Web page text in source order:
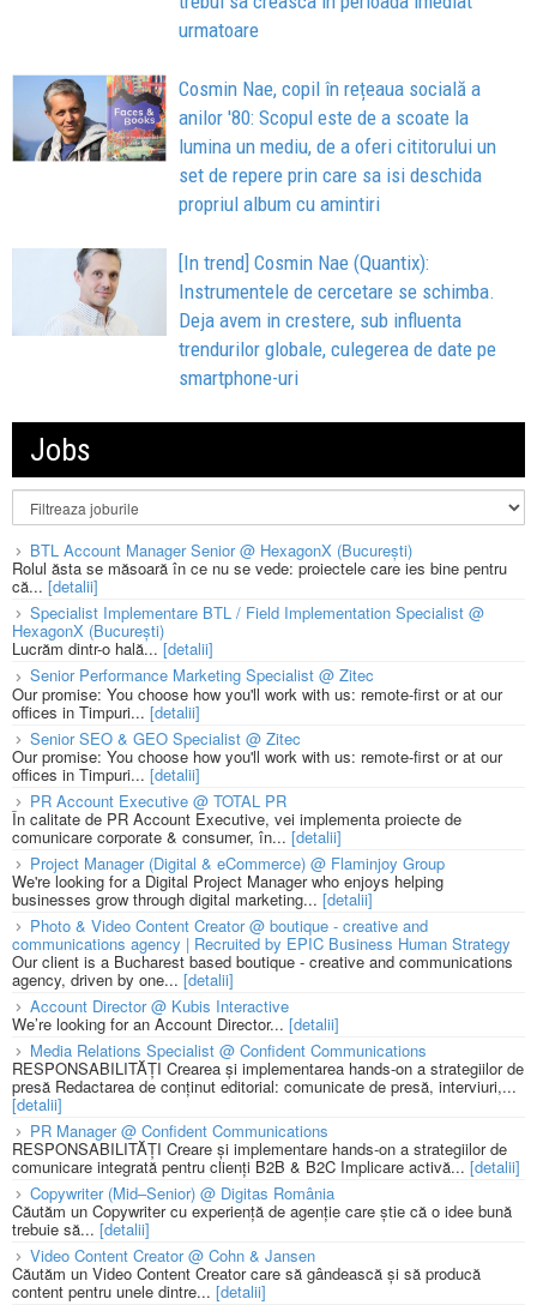
urmatoare
Cosmin Nae, copil în rețeaua socială a
anilor '80: Scopul este de a scoate la
lumina un mediu, de a oferi cititorului un
set de repere prin care sa isi deschida
propriul album cu amintiri
[In trend] Cosmin Nae (Quantix):
Instrumentele de cercetare se schimba.
Deja avem in crestere, sub influenta
trendurilor globale, culegerea de date pe
smartphone-uri
Jobs
BTL Account Manager Senior @ HexagonX (București)
Rolul ăsta se măsoară în ce nu se vede: proiectele care ies bine pentru
că... [detalii]
Specialist Implementare BTL / Field Implementation Specialist @
HexagonX (București)
Lucrăm dintr-o hală... [detalii]
Senior Performance Marketing Specialist @ Zitec
Our promise: You choose how you'll work with us: remote-first or at our
offices in Timpuri... [detalii]
Senior SEO & GEO Specialist @ Zitec
Our promise: You choose how you'll work with us: remote-first or at our
offices in Timpuri... [detalii]
PR Account Executive @ TOTAL PR
În calitate de PR Account Executive, vei implementa proiecte de
comunicare corporate & consumer, în... [detalii]
Project Manager (Digital & eCommerce) @ Flaminjoy Group
We're looking for a Digital Project Manager who enjoys helping
businesses grow through digital marketing... [detalii]
Photo & Video Content Creator @ boutique - creative and
communications agency | Recruited by EPIC Business Human Strategy
Our client is a Bucharest based boutique - creative and communications
agency, driven by one... [detalii]
Account Director @ Kubis Interactive
We’re looking for an Account Director... [detalii]
Media Relations Specialist @ Confident Communications
RESPONSABILITĂȚI Crearea și implementarea hands-on a strategiilor de
presă Redactarea de conținut editorial: comunicate de presă, interviuri,...
[detalii]
PR Manager @ Confident Communications
RESPONSABILITĂȚI Creare și implementare hands-on a strategiilor de
comunicare integrată pentru clienți B2B & B2C Implicare activă... [detalii]
Copywriter (Mid–Senior) @ Digitas România
Căutăm un Copywriter cu experiență de agenție care știe că o idee bună
trebuie să... [detalii]
Video Content Creator @ Cohn & Jansen
Căutăm un Video Content Creator care să gândească și să producă
content pentru unele dintre... [detalii]